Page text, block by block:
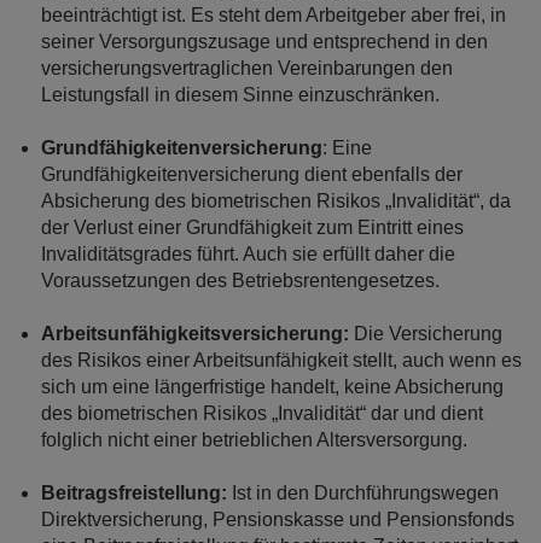
beeinträchtigt ist. Es steht dem Arbeitgeber aber frei, in
seiner Versorgungszusage und entsprechend in den
versicherungsvertraglichen Vereinbarungen den
Leistungsfall in diesem Sinne einzuschränken.
Grundfähigkeitenversicherung: Eine
Grundfähigkeitenversicherung dient ebenfalls der
Absicherung des biometrischen Risikos „Invalidität“, da
der Verlust einer Grundfähigkeit zum Eintritt eines
Invaliditätsgrades führt. Auch sie erfüllt daher die
Voraussetzungen des Betriebsrentengesetzes.
Arbeitsunfähigkeitsversicherung: Die Versicherung
des Risikos einer Arbeitsunfähigkeit stellt, auch wenn es
sich um eine längerfristige handelt, keine Absicherung
des biometrischen Risikos „Invalidität“ dar und dient
folglich nicht einer betrieblichen Altersversorgung.
Beitragsfreistellung: Ist in den Durchführungswegen
Direktversicherung, Pensionskasse und Pensionsfonds